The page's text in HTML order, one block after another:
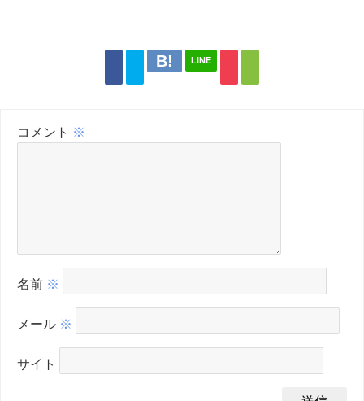
LINE
コメント ※
名前 ※
メール ※
サイト